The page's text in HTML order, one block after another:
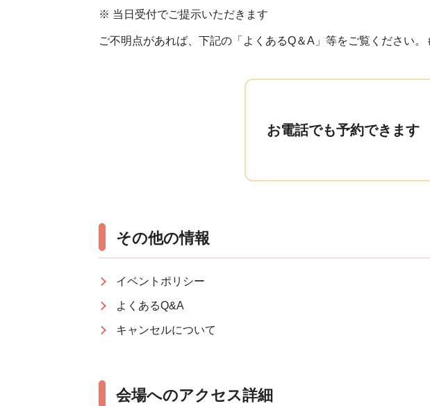
※ 当日受付でご提示いただきます
ご不明点があれば、下記の「よくあるQ＆A」等をご覧ください
お電話でも予約できます
その他の情報
イベントポリシー
よくあるQ&A
キャンセルについて
会場へのアクセス詳細